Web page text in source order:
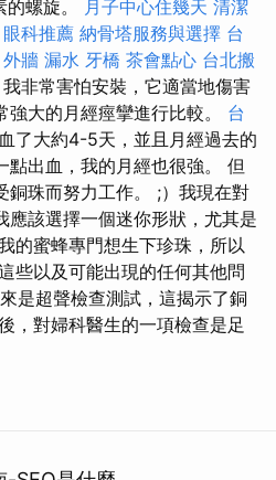
螺旋。 月子中心住幾天 清潔
眼科推薦 納骨塔服務與選擇 台
外牆 漏水 牙橋 茶會點心 台北搬
我非常害怕安裝，它適當地傷害
大的月經痙攣進行比較。 台
了大約4-5天，並且月經過去的
點出血，我的月經也很強。 但
銅珠而努力工作。 ;）我現在對
應該選擇一個迷你形狀，尤其是
的蜜蜂專門想生下珍珠，所以
些以及可能出現的任何其他問
是超聲檢查測試，這揭示了銅
，對婦科醫生的一項檢查是足